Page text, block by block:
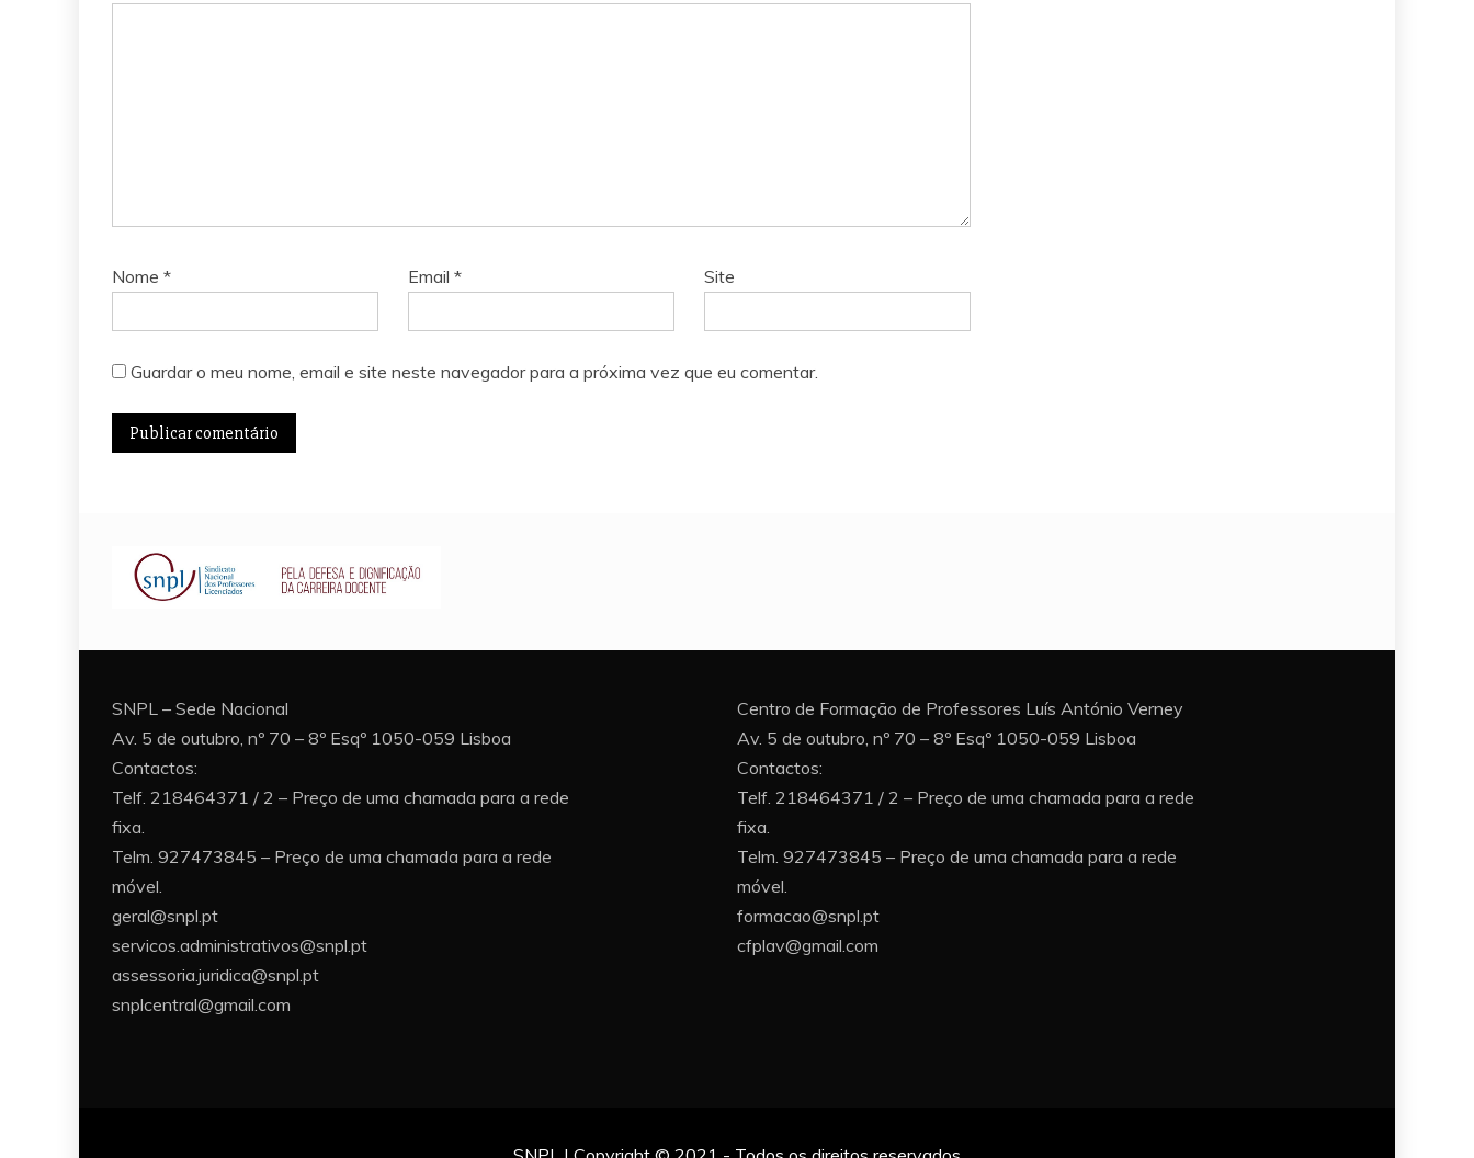
Nome * Email* Site
Guardar o meu nome, email e site neste navegador para a próxima vez que eu comentar.
SNPL – Sede Nacional
Av. 5 de outubro, nº 70 – 8º Esqº 1050-059 Lisboa
Contactos:
Telf. 218464371 / 2 – Preço de uma chamada para a rede
fixa.
Telm. 927473845 – Preço de uma chamada para a rede
móvel.
geral@snpl.pt
servicos.administrativos@snpl.pt
assessoria.juridica@snpl.pt
snplcentral@gmail.com
Centro de Formação de Professores Luís António Verney
Av. 5 de outubro, nº 70 – 8º Esqº 1050-059 Lisboa
Contactos:
Telf. 218464371 / 2 – Preço de uma chamada para a rede
fixa.
Telm. 927473845 – Preço de uma chamada para a rede
móvel.
formacao@snpl.pt
cfplav@gmail.com